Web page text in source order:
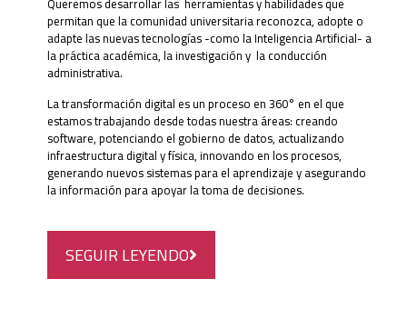
permitan que la comunidad universitaria reconozca, adopte o
adapte las nuevas tecnologías -como la Inteligencia Artificial- a
la práctica académica, la investigación y la conducción
administrativa.
La transformación digital es un proceso en 360° en el que
estamos trabajando desde todas nuestra áreas: creando
software, potenciando el gobierno de datos, actualizando
infraestructura digital y física, innovando en los procesos,
generando nuevos sistemas para el aprendizaje y asegurando
la información para apoyar la toma de decisiones.
SEGUIR LEYENDO